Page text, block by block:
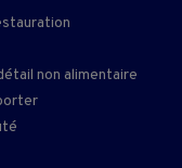
non alimentaire